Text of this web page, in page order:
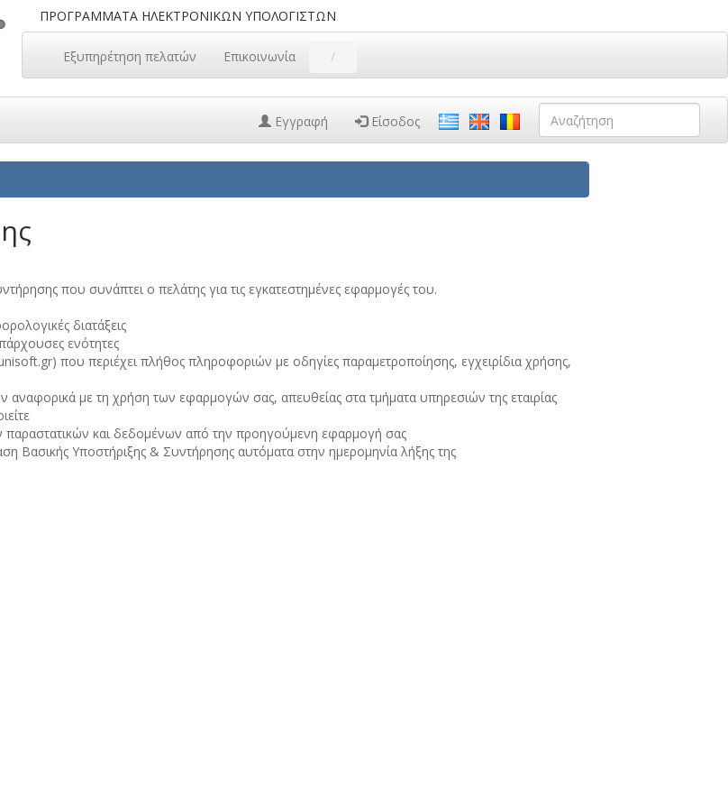
ΠΡΟΓΡΑΜΜΑΤΑ ΗΛΕΚΤΡΟΝΙΚΩΝ ΥΠΟΛΟΓΙΣΤΩΝ
Εξυπηρέτηση πελατών Επικοινωνία
Εγγραφή Είσοδος
που συνάπτει ο πελάτης για τις εγκατεστημένες εφαρμογές του.
διατάξεις
ενότητες
που περιέχει πλήθος πληροφοριών με οδηγίες παραμετροποίησης, εγχειρίδια χρήσης,
με τη χρήση των εφαρμογών σας, απευθείας στα τμήματα υπηρεσιών της εταιρίας
παραστατικών και δεδομένων από την προηγούμενη εφαρμογή σας
Βασικής Υποστήριξης & Συντήρησης αυτόματα στην ημερομηνία λήξης της